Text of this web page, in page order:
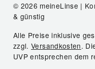
© 2026 meineLinse |
& günstig
Alle Preise inklusive
zzgl.Versandkosten.
UVP entsprechen dem